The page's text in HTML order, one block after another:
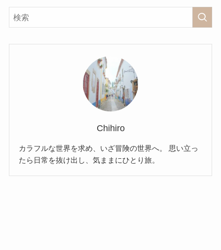
Chihiro
カラフルな世界を求め、いざ冒険の世界へ。 思い立っ
たら日常を抜け出し、気ままにひとり旅。